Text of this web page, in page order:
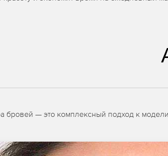
бровей — это комплексный подход к